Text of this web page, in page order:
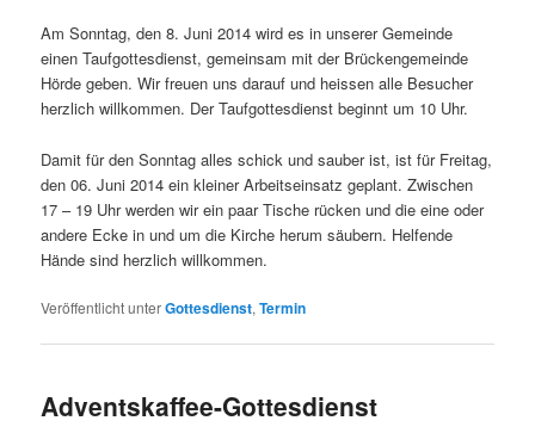
Am Sonntag, den 8. Juni 2014 wird es in unserer Gemeinde
einen Taufgottesdienst, gemeinsam mit der Brückengemeinde
Hörde geben. Wir freuen uns darauf und heissen alle Besucher
herzlich willkommen. Der Taufgottesdienst beginnt um 10 Uhr.
Damit für den Sonntag alles schick und sauber ist, ist für Freitag,
den 06. Juni 2014 ein kleiner Arbeitseinsatz geplant. Zwischen
17 – 19 Uhr werden wir ein paar Tische rücken und die eine oder
andere Ecke in und um die Kirche herum säubern. Helfende
Hände sind herzlich willkommen.
Veröffentlicht unterGottesdienst,Termin
Adventskaffee-Gottesdienst